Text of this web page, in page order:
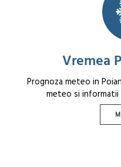
Vremea
Prognoza meteo in
meteo si